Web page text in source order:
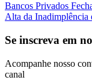
Bancos Privados
Alta da Inadimplência
Se inscreva em
Acompanhe nosso
canal